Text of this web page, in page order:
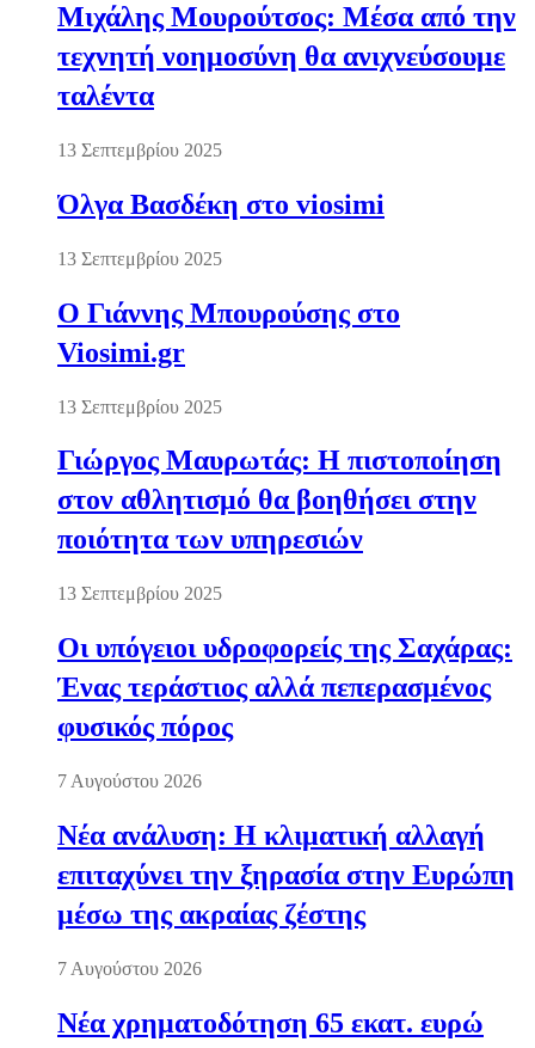
Μιχάλης Μουρούτσος: Μέσα από την
τεχνητή νοημοσύνη θα ανιχνεύσουμε
ταλέντα
13 Σεπτεμβρίου 2025
Όλγα Βασδέκη στο viosimi
13 Σεπτεμβρίου 2025
Ο Γιάννης Μπουρούσης στο
Viosimi.gr
13 Σεπτεμβρίου 2025
Γιώργος Μαυρωτάς: Η πιστοποίηση
στον αθλητισμό θα βοηθήσει στην
ποιότητα των υπηρεσιών
13 Σεπτεμβρίου 2025
Οι υπόγειοι υδροφορείς της Σαχάρας:
Ένας τεράστιος αλλά πεπερασμένος
φυσικός πόρος
7 Αυγούστου 2026
Νέα ανάλυση: Η κλιματική αλλαγή
επιταχύνει την ξηρασία στην Ευρώπη
μέσω της ακραίας ζέστης
7 Αυγούστου 2026
Νέα χρηματοδότηση 65 εκατ. ευρώ